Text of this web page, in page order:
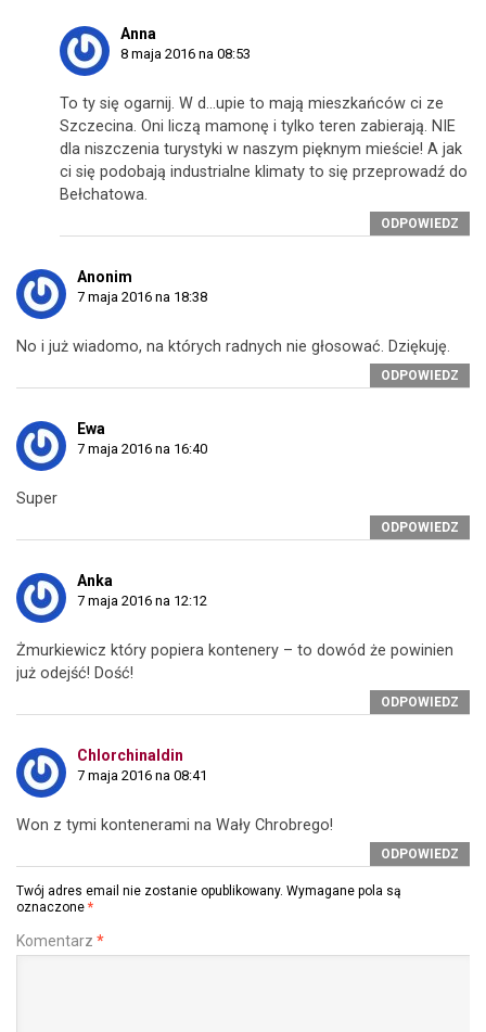
Anna
8 maja 2016 na 08:53
To ty się ogarnij. W d…upie to mają mieszkańców ci ze
Szczecina. Oni liczą mamonę i tylko teren zabierają. NIE
dla niszczenia turystyki w naszym pięknym mieście! A jak
ci się podobają industrialne klimaty to się przeprowadź do
Bełchatowa.
ODPOWIEDZ
Anonim
7 maja 2016 na 18:38
No i już wiadomo, na których radnych nie głosować. Dziękuję.
ODPOWIEDZ
Ewa
7 maja 2016 na 16:40
Super
ODPOWIEDZ
Anka
7 maja 2016 na 12:12
Żmurkiewicz który popiera kontenery – to dowód że powinien
już odejść! Dość!
ODPOWIEDZ
Chlorchinaldin
7 maja 2016 na 08:41
Won z tymi kontenerami na Wały Chrobrego!
ODPOWIEDZ
Twój adres email nie zostanie opublikowany. Wymagane pola są
oznaczone *
Komentarz *